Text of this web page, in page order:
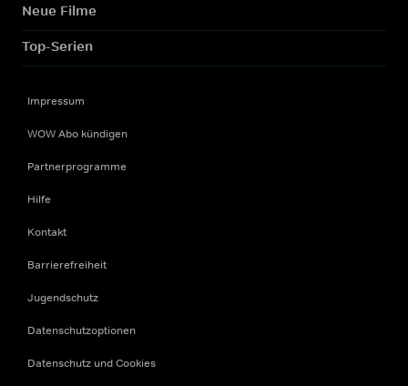
Neue Filme
Top-Serien
Impressum
WOW Abo kündigen
Partnerprogramme
Hilfe
Kontakt
Barrierefreiheit
Jugendschutz
Datenschutzoptionen
Datenschutz und Cookies